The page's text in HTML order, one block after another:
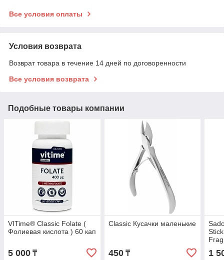
Все условия оплаты
Условия возврата
Возврат товара в течение 14 дней по договоренности
Все условия возврата
Подобные товары компании
VITime® Classic Folate (
Фолиевая кислота ) 60 кап
5 000 ₸
Classic Кусачки маленькие
450₸ 1